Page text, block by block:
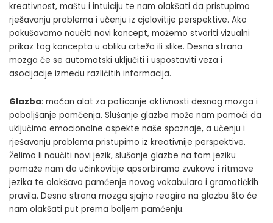
kreativnost, maštu i intuiciju te nam olakšati da pristupimo
rješavanju problema i učenju iz cjelovitije perspektive. Ako
pokušavamo naučiti novi koncept, možemo stvoriti vizualni
prikaz tog koncepta u obliku crteža ili slike. Desna strana
mozga će se automatski uključiti i uspostaviti veza i
asocijacije između različitih informacija.
Glazba: moćan alat za poticanje aktivnosti desnog mozga i
poboljšanje pamćenja. Slušanje glazbe može nam pomoći da
uključimo emocionalne aspekte naše spoznaje, a učenju i
rješavanju problema pristupimo iz kreativnije perspektive.
Želimo li naučiti novi jezik, slušanje glazbe na tom jeziku
pomaže nam da učinkovitije apsorbiramo zvukove i ritmove
jezika te olakšava pamćenje novog vokabulara i gramatičkih
pravila. Desna strana mozga sjajno reagira na glazbu što će
nam olakšati put prema boljem pamćenju.